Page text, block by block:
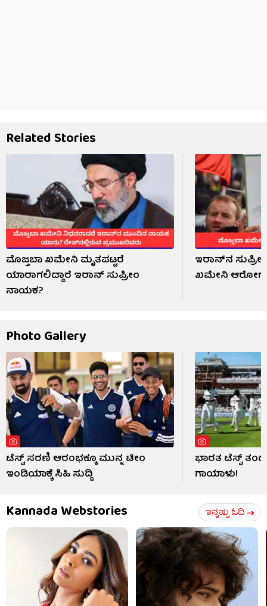
Related Stories
ಮೊಜ್ತಬಾ ಖಮೇನಿ ಮೃತಪಟ್ಟರೆ
ಯಾರಾಗಲಿದ್ದಾರೆ ಇರಾನ್ ಸುಪ್ರೀಂ
ನಾಯಕ?
ಇರಾನ್‌ನ
ಖಮೇನಿ ಆರೋಗ್ಯ
Photo Gallery
ಟೆಸ್ಟ್ ಸರಣಿ ಆರಂಭಕ್ಕೂ ಮುನ್ನ ಟೀಂ
ಇಂಡಿಯಾಕ್ಕೆ ಸಿಹಿ ಸುದ್ದಿ
ಭಾರತ ಟೆಸ್ಟ್
ಗಾಯಾಳು!
Kannada Webstories ಇನ್ನಷ್ಟು ಓದಿ